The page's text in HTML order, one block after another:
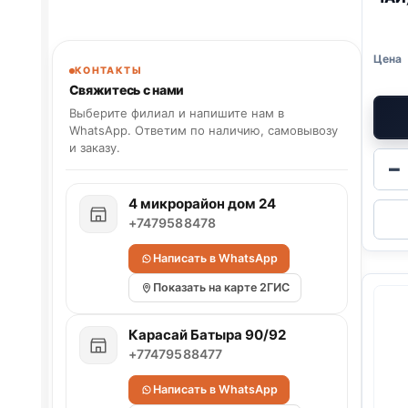
−
КОНТАКТЫ
Свяжитесь с нами
Выберите филиал и напишите нам в
WhatsApp. Ответим по наличию, самовывозу
и заказу.
4 микрорайон дом 24
+7479588478
Написать в WhatsApp
Показать на карте 2ГИС
Карасай Батыра 90/92
+77479588477
Написать в WhatsApp